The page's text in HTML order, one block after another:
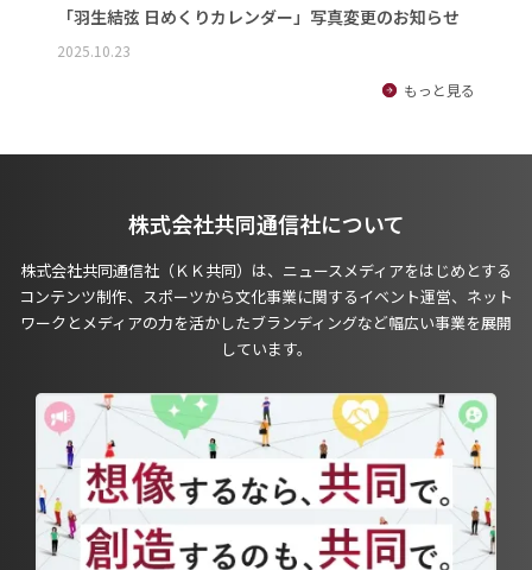
「羽生結弦 日めくりカレンダー」写真変更のお知らせ
2025.10.23
もっと見る
株式会社共同通信社について
株式会社共同通信社（ＫＫ共同）は、ニュースメディアをはじめとする
コンテンツ制作、スポーツから文化事業に関するイベント運営、ネット
ワークとメディアの力を活かしたブランディングなど幅広い事業を展開
しています。